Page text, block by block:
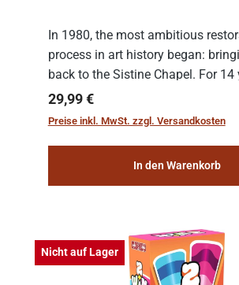
In 1980, the most ambitious
process in art history began:
back to the Sistine Chapel. For 14
team of experts from the Vatican
the meticulous job of cleaning and
Regulärer Preis:
29,99 €
Preise inkl. MwSt. zzgl. Versandkosten
In den Warenkorb
Nicht auf Lager